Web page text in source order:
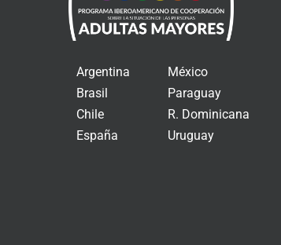
Argentina
Brasil
Chile
España
México
Paraguay
R. Dominicana
Uruguay